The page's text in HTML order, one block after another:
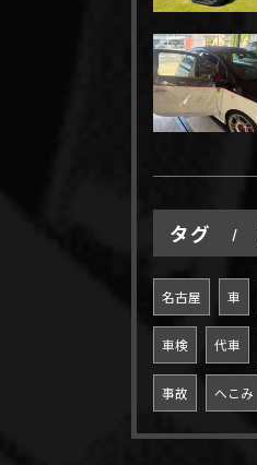
タグ
名古屋 車
車検 代車
事故 へこみ